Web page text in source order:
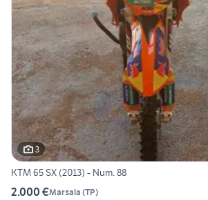
3
KTM 65 SX (2013) - Num. 88
2.000 €Marsala (TP)